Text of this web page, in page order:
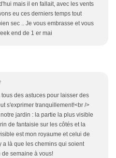
mais il en fallait, avec les vents
eu ces derniers temps tout
sec .. Je vous embrasse et vous
end de 1 er mai
des astuces pour laisser des
s'exprimer tranquillement!<br />
jardin : la partie la plus visible
de fantaisie sur les côtés et la
est mon royaume et celui de
a là que les chemins qui soient
de semaine à vous!